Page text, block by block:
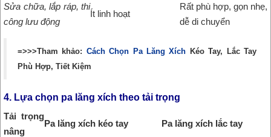
Sửa chữa, lắp ráp, thi
công lưu động
Ít linh hoạt
Rất phù hợp, gọn nhẹ,
dễ di chuyển
=>>>Tham khảo: Cách Chọn Pa Lăng Xích Kéo Tay, Lắc Tay
Phù Hợp, Tiết Kiệm
4. Lựa chọn pa lăng xích theo tải trọng
Tải trọng
nâng
Pa lăng xích kéo tay Pa lăng xích lắc tay